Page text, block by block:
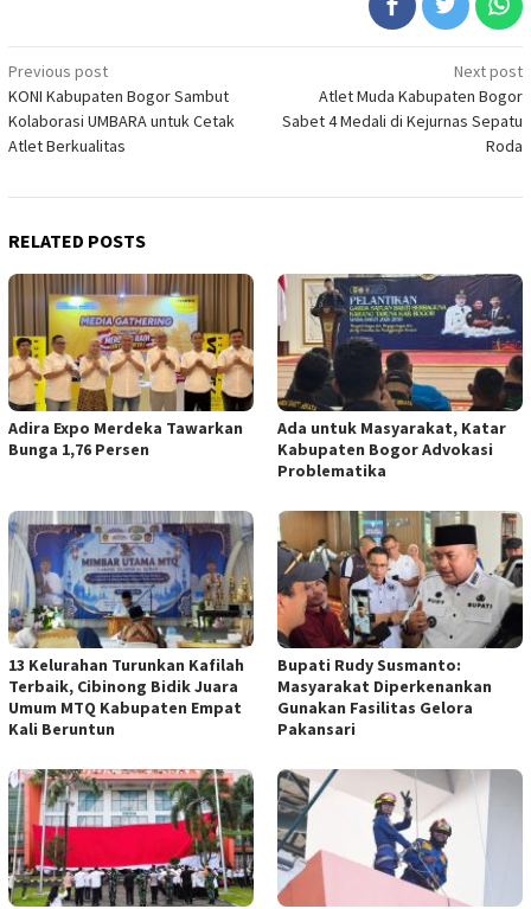
Post
navigation
Previous post
KONI Kabupaten Bogor Sambut
Kolaborasi UMBARA untuk Cetak
Atlet Berkualitas
Next post
Atlet Muda Kabupaten Bogor
Sabet 4 Medali di Kejurnas Sepatu
Roda
RELATED POSTS
Adira Expo Merdeka Tawarkan
Bunga 1,76 Persen
Ada untuk Masyarakat, Katar
Kabupaten Bogor Advokasi
Problematika
13 Kelurahan Turunkan Kafilah
Terbaik, Cibinong Bidik Juara
Umum MTQ Kabupaten Empat
Kali Beruntun
Bupati Rudy Susmanto:
Masyarakat Diperkenankan
Gunakan Fasilitas Gelora
Pakansari